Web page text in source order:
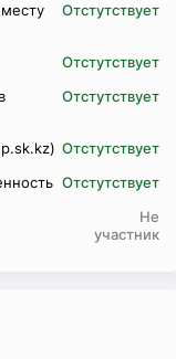
Отстутствует
Отстутствует
Отстутствует
Отстутствует
Отстутствует
Не
участник